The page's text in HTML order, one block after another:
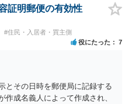
が予想されます。 そのため、両
ます。 損害の範囲はなかなか難
ャンセルしてキャンセル料が
該キャンセル料を請求すること
登記費用も損害であるとして賠
証明郵便の有効性
#住民・入居者・買主側
役にたった 7
とその日時を郵便局に記録する
作成名義人によって作成され、